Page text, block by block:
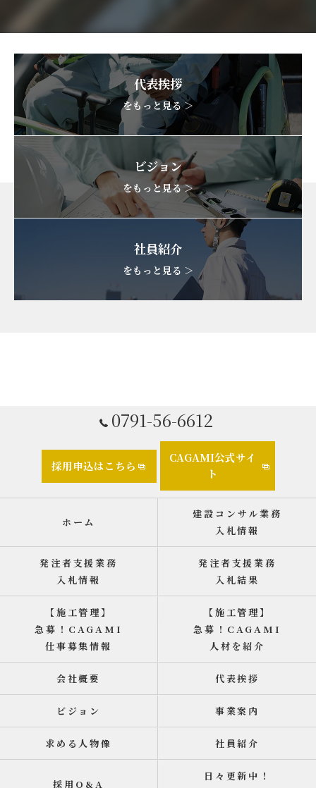
代表挨拶
をもっと見る ＞
ビジョン
をもっと見る ＞
社員紹介
をもっと見る ＞
0791-56-6612
採用申込はこちら
CAGAMI公式サイ
ト
ホーム
建設コンサル業務
入札情報
発注者支援業務
入札情報
発注者支援業務
入札結果
【施工管理】
急募！CAGAMI
仕事募集情報
【施工管理】
急募！CAGAMI
人材を紹介
会社概要 代表挨拶
ビジョン 事業案内
求める人物像 社員紹介
採用Q&A
日々更新中！